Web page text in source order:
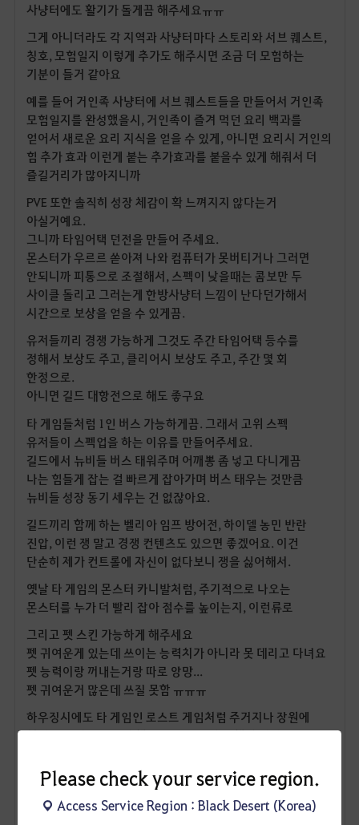
Please check your service region.
Access Service Region : Black Desert (Korea)
사냥터에도 활기가 돌게끔 해주세요ㅠㅠ
그게 아니더라도 각 지역과 사냥터마다 스토리와 서브 퀘스트,
칭호, 모험일지 이렇게 추가도 해주시면 조금 더 모험하는
기분이 들거 같아요
예를 들어 거인족 사냥터에 서브 퀘스트들을 만들어서 거인족
모험일지를 완성했을시, 거인족이 즐겨 먹던 요리 백과를
얻어서 새로운 요리 지식을 얻을 수 있게, 아니면 요리시 거인의
힘 추가 효과 이런게 붙는 추가효과를 붙을수 있게 해줘서 더
즐길거리가 많아지니까
PVE 또한 솔직히 성장 체감이 확 느껴지지 않다는거
아실거예요.
그니까 타임어택 던전을 만들어 주세요.
몬스터가 우르르 쏟아져 나와 컴퓨터가 못버티거나 그러면
안되니까 피통으로 조절해서, 스펙이 낮을때는 콤보만 두
사이클 돌리고 그러는게 한방사냥터 느낌이 난다던가해서
시간으로 보상을 얻을 수 있게끔.
유저들끼리 경쟁 가능하게 그것도 주간 타임어택 등수를
정해서 보상도 주고, 클리어시 보상도 주고, 주간 몇 회
한정으로.
아니면 길드 대항전으로 해도 좋구요
타 게임들처럼 1인 버스 가능하게끔. 그래서 고위 스펙
유저들이 스펙업을 하는 이유를 만들어주세요.
길드에서 뉴비들 버스 태워주며 어깨뽕 좀 넣고 다니게끔
나는 힘들게 잡는 걸 빠르게 잡아가며 버스 태우는 것만큼
뉴비들 성장 동기 세우는 건 없잖아요.
길드끼리 함께 하는 벨리아 임프 방어전, 하이델 농민 반란
진압, 이런 쟁 말고 경쟁 컨텐츠도 있으면 좋겠어요. 이건
단순히 제가 컨트롤에 자신이 없다보니 쟁을 싫어해서.
옛날 타 게임의 몬스터 카니발처럼, 주기적으로 나오는
몬스터를 누가 더 빨리 잡아 점수를 높이는지, 이런류로
그리고 펫 스킨 가능하게 해주세요
펫 귀여운게 있는데 쓰이는 능력치가 아니라 못 데리고 다녀요
펫 능력이랑 꺼내는거랑 따로 앙망...
펫 귀여운거 많은데 쓰질 못함 ㅠㅠㅠ
하우징시에도 타 게임인 로스트 게임처럼 주거지나 장원에
부캐들을 세울수 있게 해줘요. NPC도 초대해서 몇몇
아니 NPC는 안바래도 부캐들이라도 해주세요
내가 열심히 키워서 커마하고 룩 꾸미는데 자랑하기에는
하나하나 껐다켰다해야하고, 모두 모아서 찍고 싶은데 그건